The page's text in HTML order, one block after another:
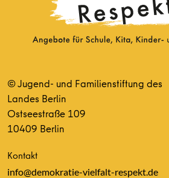
© Jugend- und Familienstiftung des
Landes Berlin
Ostseestraße 109
10409 Berlin
Kontakt
info@demokratie-vielfalt-respekt.de